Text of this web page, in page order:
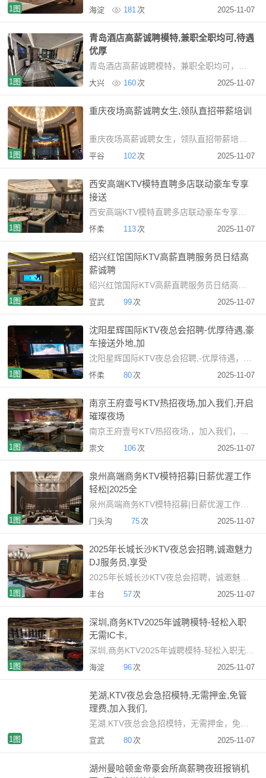
1图 海淀 181 次 2025-11-07
1图
青岛酒店高薪诚聘模特,兼职全职均可,待遇
优厚
大兴 160 次 2025-11-07
1图
重庆夜场高薪诚聘女生,领队直招带薪培训
重庆夜场高薪诚聘女生，领队直招带薪培训san重庆本地高
平谷 102 次 2025-11-07
1图
西安高端KTV模特直聘多店联动豪车专享
接送
西安高端KTV模特直聘多店联动豪车专享接送西安高端娱
怀柔 113 次 2025-11-07
1图
绍兴红馆国际KTV高薪直聘服务员日结高
薪诚聘
宣武 99 次 2025-11-07
1图
沈阳星辉国际KTV夜总会招聘-优厚待遇,豪
车接送外地,加
怀柔 80 次 2025-11-07
1图
南京王府壹号KTV热招夜场,加入我们,开启
璀璨夜场
崇文 106 次 2025-11-07
1图
泉州高端商务KTV模特招募|日薪优渥工作
轻松|2025全
泉州高端商务KTV模特招募|日薪优渥工作轻松|2025全新
门头沟 75 次 2025-11-07
1图
2025年长城长沙KTV夜总会招聘,诚邀魅力
DJ服务员,享受
丰台 57 次 2025-11-07
1图
深圳,商务KTV2025年诚聘模特-轻松入职
无需IC卡,
深圳,商务KTV2025年诚聘模特-轻松入职无需IC卡，夜总会
海淀 96 次 2025-11-07
1图
芜湖,KTV夜总会急招模特,无需押金,免管
理费,加入我们,
宣武 80 次 2025-11-07
湖州曼哈顿金帝豪会所高薪聘夜班报销机